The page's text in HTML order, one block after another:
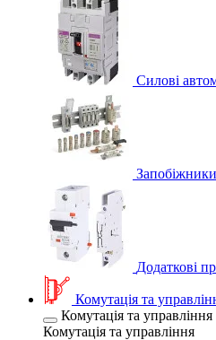
Силові
Додаткові
Комутація та
Комутація та управління
Комутація та управління